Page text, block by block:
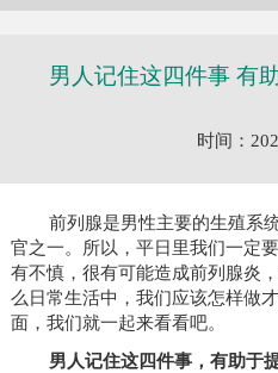
男人记住这四件事 有
时间：
前列腺是男性主要的生殖系
官之一。所以，平日里我们一定
有不慎，很有可能造成前列腺炎
么日常生活中，我们应该怎样做
面，我们就一起来看看吧。
男人记住这四件事，有助于